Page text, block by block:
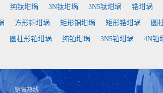
纯钛坩埚 3N钛坩埚 3N5钛坩埚 锆坩埚
方形铜坩埚 矩形铜坩埚 矩形锆坩埚 圆
圆柱形铂坩埚 纯铂坩埚 3N5铂坩埚 4N铂
销售热线